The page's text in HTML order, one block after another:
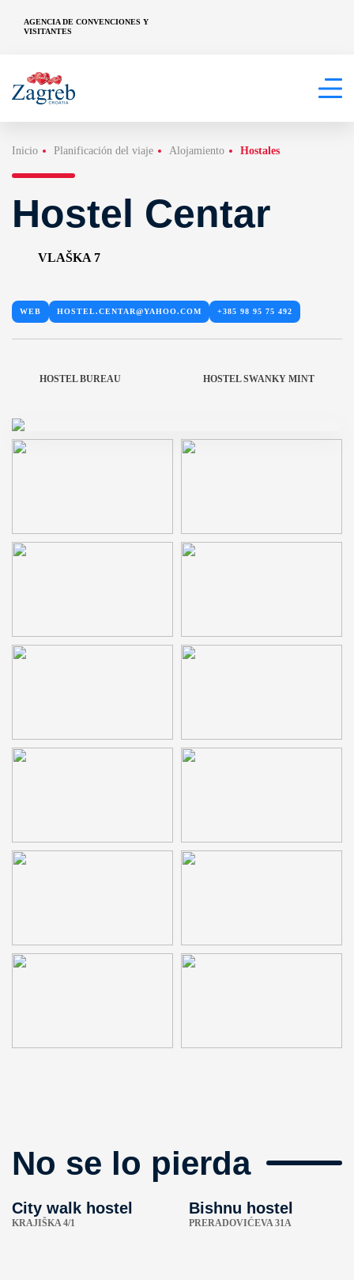
AGENCIA DE CONVENCIONES Y
VISITANTES
Inicio Planificación del viaje Alojamiento Hostales
Hostel Centar
VLAŠKA 7
WEB HOSTEL.CENTAR@YAHOO.COM +385 98 95 75 492
HOSTEL BUREAU HOSTEL SWANKY MINT
No se lo pierda
City walk hostel
KRAJIŠKA 4/1
Bishnu hostel
PRERADOVIĆEVA 31A